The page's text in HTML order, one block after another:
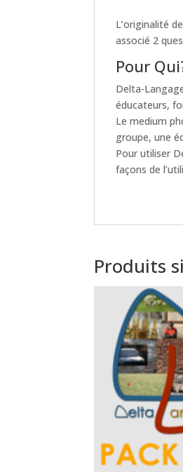
L’originalité
associé 2
Pour
Delta-
éducateurs,
Le medium
groupe, une
Pour utiliser
façons de
Produits